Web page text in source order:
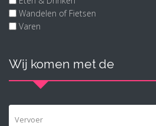
Wandelen of Fietsen
Varen
Wij komen met de
Vervoer